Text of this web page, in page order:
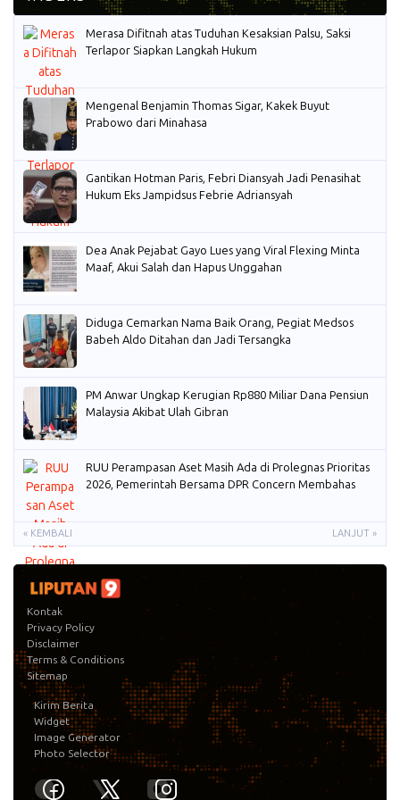
Merasa Difitnah atas Tuduhan Kesaksian Palsu, Saksi
Terlapor Siapkan Langkah Hukum
Mengenal Benjamin Thomas Sigar, Kakek Buyut
Prabowo dari Minahasa
Gantikan Hotman Paris, Febri Diansyah Jadi Penasihat
Hukum Eks Jampidsus Febrie Adriansyah
Dea Anak Pejabat Gayo Lues yang Viral Flexing Minta
Maaf, Akui Salah dan Hapus Unggahan
Diduga Cemarkan Nama Baik Orang, Pegiat Medsos
Babeh Aldo Ditahan dan Jadi Tersangka
PM Anwar Ungkap Kerugian Rp880 Miliar Dana Pensiun
Malaysia Akibat Ulah Gibran
RUU Perampasan Aset Masih Ada di Prolegnas Prioritas
2026, Pemerintah Bersama DPR Concern Membahas
« KEMBALI LANJUT »
Kontak
Privacy Policy
Disclaimer
Terms & Conditions
Sitemap
Kirim Berita
Widget
Image Generator
Photo Selector